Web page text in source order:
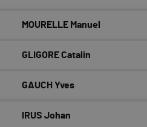
MOURELLE Manuel
GLIGORE Catalin
GAUCH Yves
IRUS Johan